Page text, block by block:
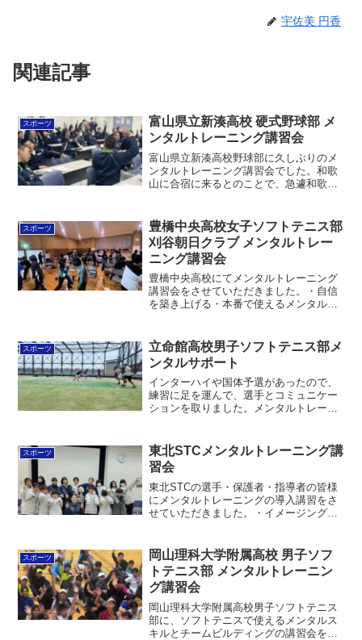
宇佐美 円香
関連記事
スポーツ
富山県立新湊高校 硬式野球部 メ
ンタルトレーニング講習会
富山県立新湊高校野球部に久しぶりのメ
ンタルトレーニング講習会でした。和歌
山に合宿に来るとのことで、急遽和歌山
の変化・日頃の生活とスポーツメンタル
の関連性・反応の速さを高...
スポーツ
豊橋中央高校女子ソフトテニス部
刈谷朝日クラブ メンタルトレー
ニング講習会
豊橋中央高校にてメンタルトレーニング
講習会をさせていただきました。・自信
を築き上げる・本番で使えるメンタルス
できることもたくさん話をさせていただ
けました。ありがたいです...
スポーツ
立命館高校男子ソフトテニス部メ
ンタルサポート
インターハイや国体予選があったので、
練習に足を運んで、選手とコミュニケー
ションを取りました。メンタルトレーニ
こともサポートしています。個々の選手
のカウンセリングやコーチ...
スポーツ
東北STCメンタルトレーニング講
習会
東北STCの選手・保護者・指導者の皆様
にメンタルトレーニングの導入講習をさ
せていただきました。・イメージングと
た。小中学生は特に家での教育が大切な
ので、保護者の皆さんに...
スポーツ
岡山理科大学附属高校 男子ソフ
トテニス部 メンタルトレーニン
グ講習会
岡山理科大学附属高校男子ソフトテニス
部に、ソフトテニスで使えるメンタルス
キルとチームビルディングの講習会をさ